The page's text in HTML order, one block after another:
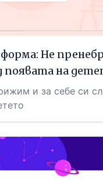
Не
появата на
и за себе си